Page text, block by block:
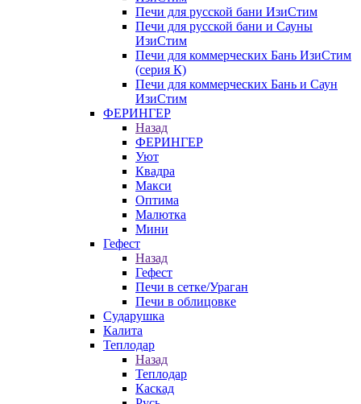
Печи для русской бани ИзиСтим
Печи для русской бани и Сауны
ИзиСтим
Печи для коммерческих Бань ИзиСтим
(серия К)
Печи для коммерческих Бань и Саун
ИзиСтим
ФЕРИНГЕР
Назад
ФЕРИНГЕР
Уют
Квадра
Макси
Оптима
Малютка
Мини
Гефест
Назад
Гефест
Печи в сетке/Ураган
Печи в облицовке
Сударушка
Калита
Теплодар
Назад
Теплодар
Каскад